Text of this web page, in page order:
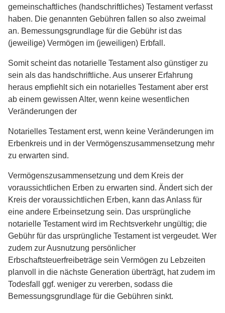
gemeinschaftliches (handschriftliches) Testament verfasst
haben. Die genannten Gebühren fallen so also zweimal
an. Bemessungsgrundlage für die Gebühr ist das
(jeweilige) Vermögen im (jeweiligen) Erbfall.
Somit scheint das notarielle Testament also günstiger zu
sein als das handschriftliche. Aus unserer Erfahrung
heraus empfiehlt sich ein notarielles Testament aber erst
ab einem gewissen Alter, wenn keine wesentlichen
Veränderungen der
Notarielles Testament erst, wenn keine Veränderungen im
Erbenkreis und in der Vermögenszusammensetzung mehr
zu erwarten sind.
Vermögenszusammensetzung und dem Kreis der
voraussichtlichen Erben zu erwarten sind. Ändert sich der
Kreis der voraussichtlichen Erben, kann das Anlass für
eine andere Erbeinsetzung sein. Das ursprüngliche
notarielle Testament wird im Rechtsverkehr ungültig; die
Gebühr für das ursprüngliche Testament ist vergeudet. Wer
zudem zur Ausnutzung persönlicher
Erbschaftsteuerfreibeträge sein Vermögen zu Lebzeiten
planvoll in die nächste Generation überträgt, hat zudem im
Todesfall ggf. weniger zu vererben, sodass die
Bemessungsgrundlage für die Gebühren sinkt.